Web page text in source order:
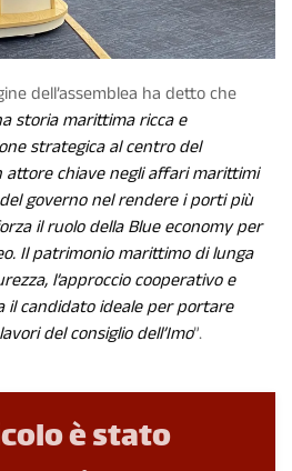
dell’assemblea ha detto che
storia marittima ricca e
strategica al centro del
chiave negli affari marittimi
governo nel rendere i porti più
il ruolo della Blue economy per
Il patrimonio marittimo di lunga
l’approccio cooperativo e
il candidato ideale per portare
del consiglio dell’Imo”.
è stato